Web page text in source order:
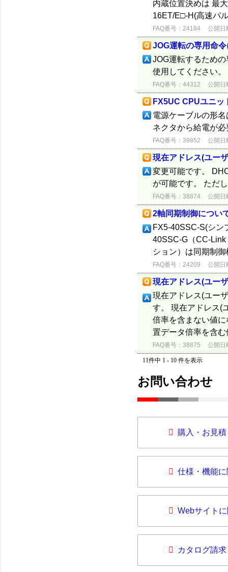
内蔵位置決めは 最
16ET/E□-H(高速パ
FAQ番号：24184 公開日
JOG運転の専用命
JOG運転するため
使用してください。
FAQ番号：44312 公開日
FX5UC CPUユニッ
電源ケーブルの形
ネクタから給電が
FAQ番号：39852 公開日
現在アドレス(ユー
変更可能です。
が可能です。 ただ
FAQ番号：38874 公開日
2軸同期制御につい
FX5-40SSC-S(シン
40SSC-G（CC-
ション）は同期制
FAQ番号：24209 公開日
現在アドレス(ユー
現在アドレス(ユー
す。 現在アドレス(
倍率を含まない値
置データ倍率を含
FAQ番号：38875 公開日
11件中 1 - 10 件を表示
お問い合わせ
購入・お見
仕様・機能
Webサイト
カタログ請求